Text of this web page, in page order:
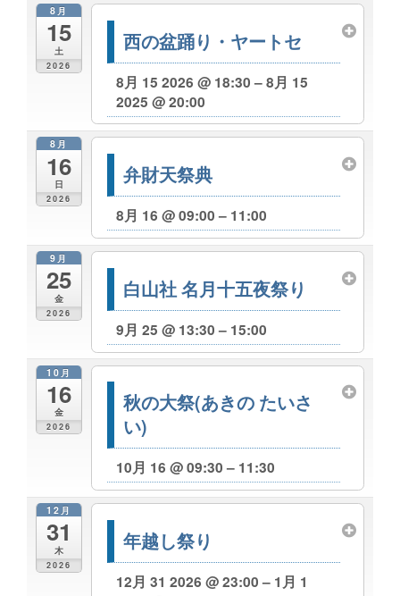
8月
15
土
2026
西の盆踊り・ヤートセ
8月 15 2026 @ 18:30 – 8月 15
2025 @ 20:00
8月
16
日
2026
弁財天祭典
8月 16 @ 09:00 – 11:00
9月
25
金
2026
白山社 名月十五夜祭り
9月 25 @ 13:30 – 15:00
10月
16
金
2026
秋の大祭(あきの たいさ
い)
10月 16 @ 09:30 – 11:30
12月
31
木
2026
年越し祭り
12月 31 2026 @ 23:00 – 1月 1